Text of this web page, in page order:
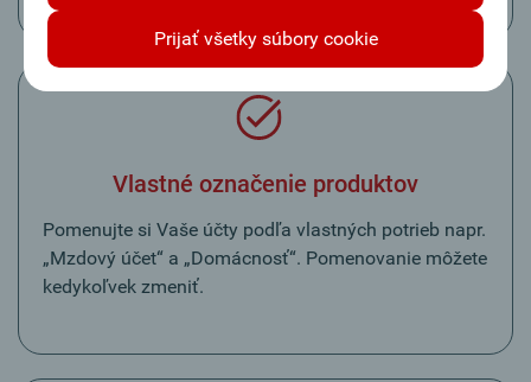
Vlastné označenie produktov
Pomenujte si Vaše účty podľa vlastných potrieb napr.
„Mzdový účet“ a „Domácnosť“. Pomenovanie môžete
kedykoľvek zmeniť.
Prijať všetky súbory cookie